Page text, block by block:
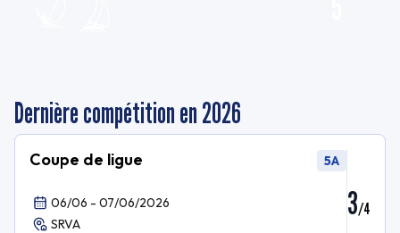
Dernière compétition en 2026
Coupe de ligue 5A
06/06 - 07/06/2026
SRVA
3/4